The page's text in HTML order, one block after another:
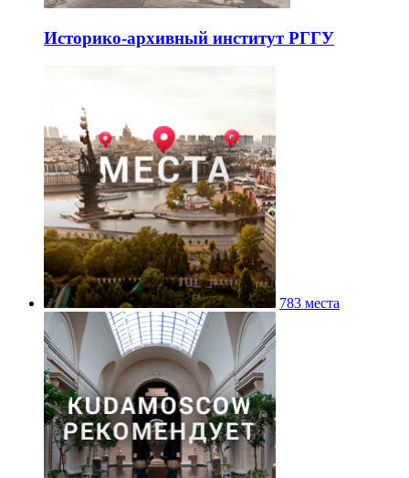
Историко-архивный институт РГГУ
783 места